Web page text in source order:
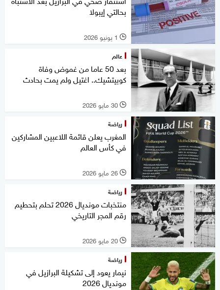
بحالتي إيبولا
l 1 يونيو 2026
عالم
بعد 50 عاما من غموض وفاة
كوبيتشيك.. اغتيل ولم يمت بحادث
l 30 مايو 2026
رياضة
المغرب يعلن قائمة اللاعبين المشاركين
في كأس العالم
l 26 مايو 2026
رياضة
منتخبات مونديال 2026 تحلم بتحطيم
رقم المجر التاريخي
l 20 مايو 2026
رياضة
نيمار يعود إلى تشكيلة البرازيل في
مونديال 2026